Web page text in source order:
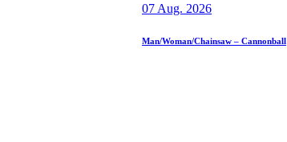
07 Aug. 2026
Man/Woman/Chainsaw – Cannonball